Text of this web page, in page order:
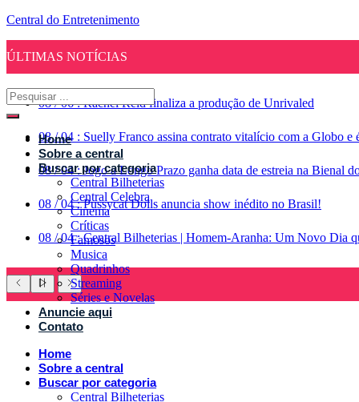
Central do Entretenimento
ÚLTIMAS NOTÍCIAS
08 / 06 : Rachel Reid finaliza a produção de Unrivaled
08 / 04 : Suelly Franco assina contrato vitalício com a Globo e
08 / 04 : Jogo a Longo Prazo ganha data de estreia na Bienal
08 / 04 : Pussycat Dolls anuncia show inédito no Brasil!
08 / 04 : Central Bilheterias | Homem-Aranha: Um Novo Dia
Home
Sobre a central
Buscar por categoria
Central Bilheterias
Central Celebra
Cinema
Críticas
Famosos
Musica
Quadrinhos
Streaming
Séries e Novelas
Anuncie aqui
Contato
Home
Sobre a central
Buscar por categoria
Central Bilheterias